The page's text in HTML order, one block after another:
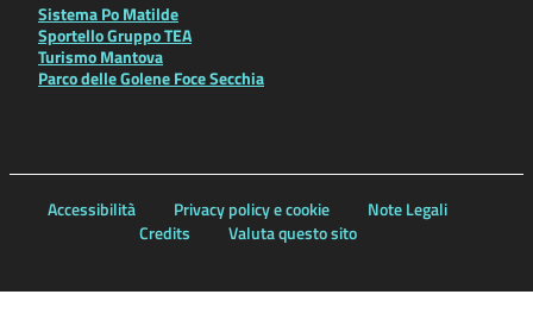
Sistema Po Matilde
Sportello Gruppo TEA
Turismo Mantova
Parco delle Golene Foce Secchia
Accessibilità Privacy policy e cookie
Note Legali
Credits
Valuta questo sito